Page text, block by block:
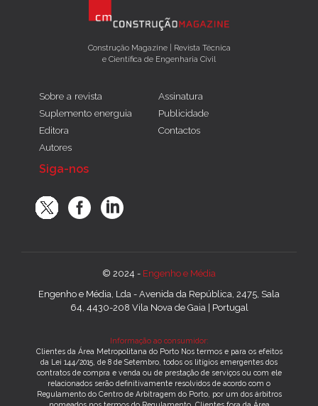
Construção Magazine | Revista Técnica
e Científica de Engenharia Civil
Sobre a revista
Suplemento energuia
Editora
Autores
Assinatura
Publicidade
Contactos
Siga-nos
© 2024 - Engenho e Média
Engenho e Média, Lda - Avenida da República, 2475, Sala
64, 4430-208 Vila Nova de Gaia | Portugal
Informação ao consumidor:
Clientes da Área Metropolitana do Porto Nos termos e para os efeitos
da Lei 144/2015, de 8 de Setembro, todos os litígios emergentes dos
contratos de compra e venda ou de prestação de serviços ou com ele
relacionados serão definitivamente resolvidos de acordo com o
Regulamento do Centro de Arbitragem do Porto, por um dos árbitros